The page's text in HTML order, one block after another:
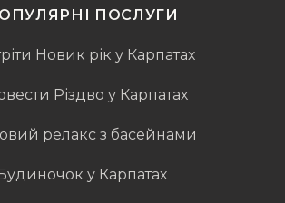
ПОСЛУГИ
Новик рік у Карпатах
Різдво у Карпатах
релакс з басейнами
Будиночок у Карпатах